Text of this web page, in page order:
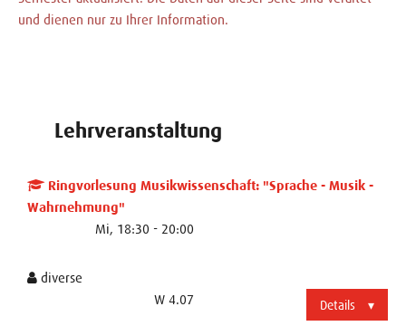
und dienen nur zu Ihrer Information.
Lehrveranstaltung
Ringvorlesung Musikwissenschaft: "Sprache - Musik -
Wahrnehmung"
Mi, 18:30 - 20:00
diverse
W 4.07
Details